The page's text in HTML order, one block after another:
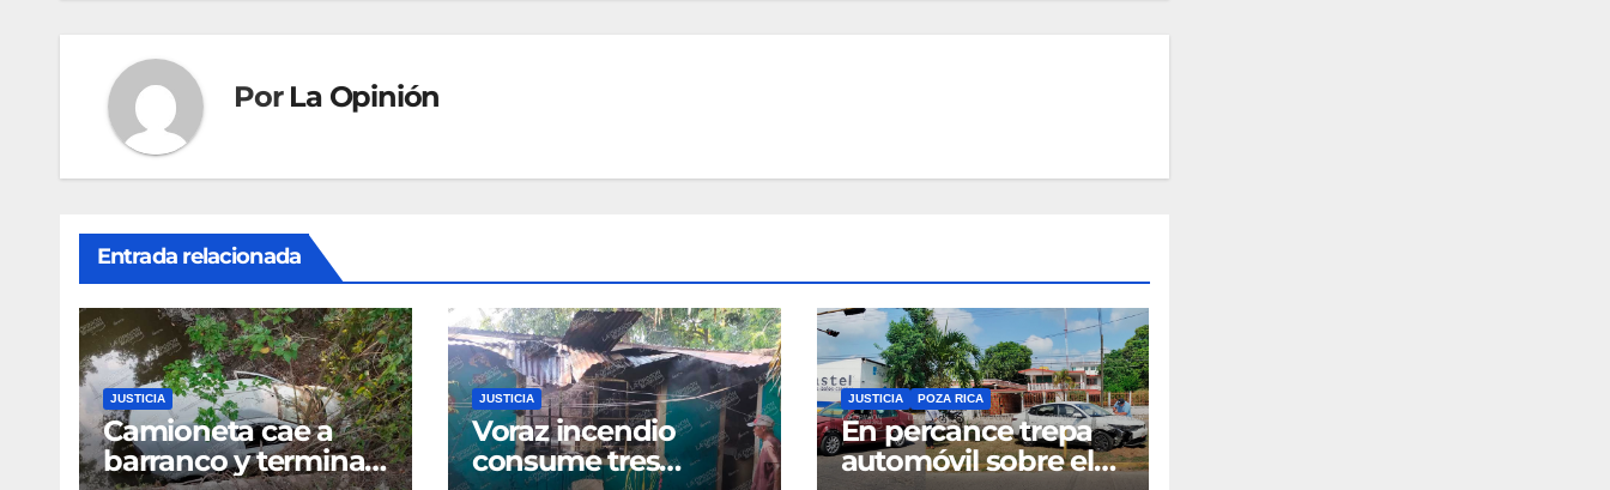
Por La Opinión
Entrada relacionada
JUSTICIA
Camioneta cae a
barranco y termina
JUSTICIA
Voraz incendio
consume tres
JUSTICIA POZA RICA
En percance trepa
automóvil sobre el